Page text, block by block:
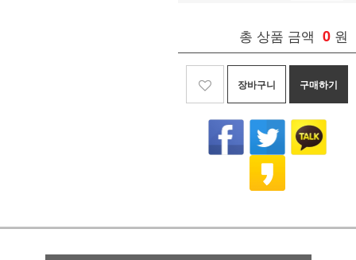
총 상품 금액 0 원
장바구니 구매하기